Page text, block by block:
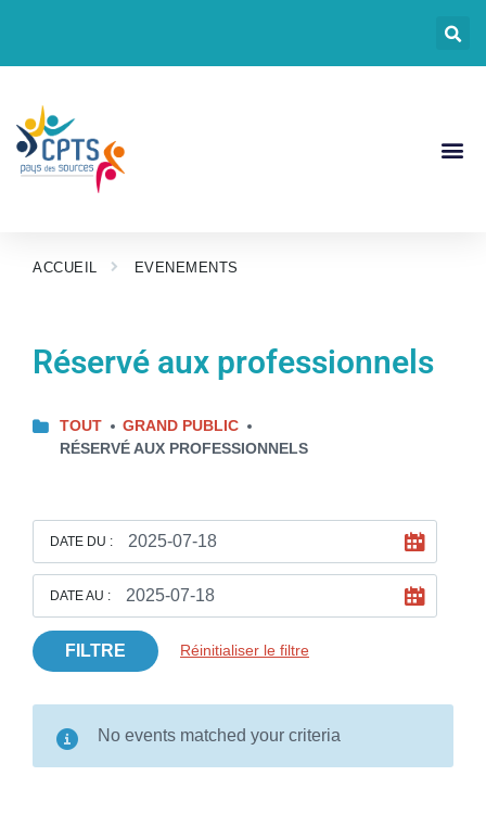
ACCUEIL EVENEMENTS
Réservé aux professionnels
TOUT
GRAND PUBLIC
RÉSERVÉ AUX PROFESSIONNELS
DATE DU :
DATE AU :
FILTRE Réinitialiser le filtre
No events matched your criteria